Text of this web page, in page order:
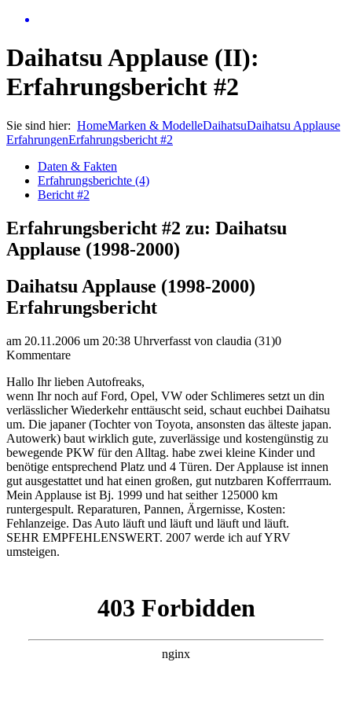
Daihatsu Applause (II):
Erfahrungsbericht #2
Sie sind hier: HomeMarken & ModelleDaihatsuDaihatsu Applause
ErfahrungenErfahrungsbericht #2
Daten & Fakten
Erfahrungsberichte (4)
Bericht #2
Erfahrungsbericht #2 zu: Daihatsu
Applause (1998-2000)
Daihatsu Applause (1998-2000)
Erfahrungsbericht
am 20.11.2006 um 20:38 Uhrverfasst von claudia (31)0
Kommentare
Hallo Ihr lieben Autofreaks,
wenn Ihr noch auf Ford, Opel, VW oder Schlimeres setzt un din
verlässlicher Wiederkehr enttäuscht seid, schaut euchbei Daihatsu
um. Die japaner (Tochter von Toyota, ansonsten das älteste japan.
Autowerk) baut wirklich gute, zuverlässige und kostengünstig zu
bewegende PKW für den Alltag. habe zwei kleine Kinder und
benötige entsprechend Platz und 4 Türen. Der Applause ist innen
gut ausgestattet und hat einen großen, gut nutzbaren Kofferrraum.
Mein Applause ist Bj. 1999 und hat seither 125000 km
runtergespult. Reparaturen, Pannen, Ärgernisse, Kosten:
Fehlanzeige. Das Auto läuft und läuft und läuft und läuft.
SEHR EMPFEHLENSWERT. 2007 werde ich auf YRV
umsteigen.